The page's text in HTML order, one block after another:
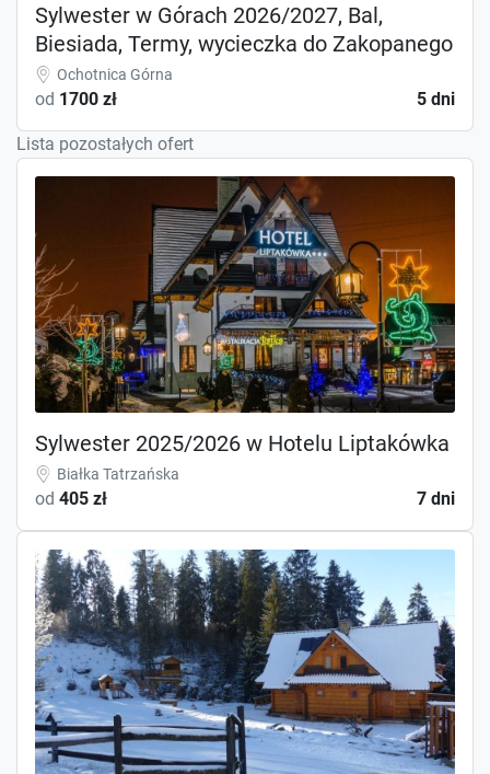
Sylwester w Górach 2026/2027, Bal,
Biesiada, Termy, wycieczka do Zakopanego
Ochotnica Górna
od 1700 zł 5 dni
Lista pozostałych ofert
Sylwester 2025/2026 w Hotelu Liptakówka
Białka Tatrzańska
od 405 zł 7 dni